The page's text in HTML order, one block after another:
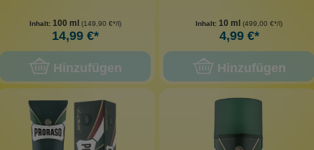
Inhalt: 100 ml (149,90 €*/l)
14,99 €*
Hinzufügen
Inhalt: 10 ml (499,00 €*/l)
4,99 €*
Hinzufügen